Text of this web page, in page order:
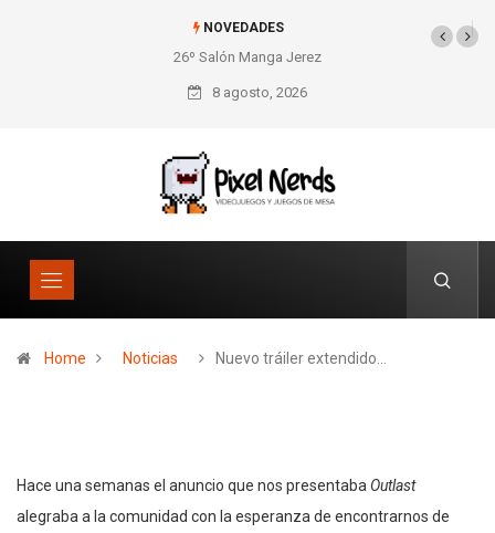
NOVEDADES
26º Salón Manga Jerez SNES Pixel Book para
los amantes de lo retro
8 agosto, 2026
Home Noticias Nuevo tráiler extendido…
Hace una semanas el anuncio que nos presentaba Outlast
alegraba a la comunidad con la esperanza de encontrarnos de